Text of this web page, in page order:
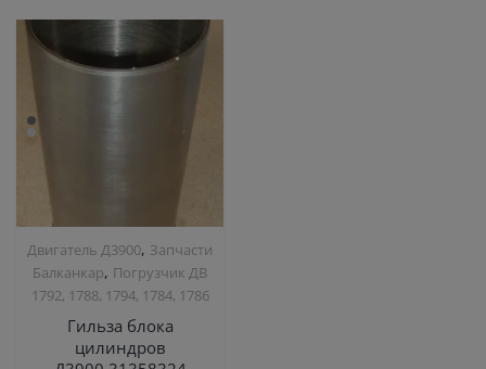
Двигатель Д3900, Запчасти
Балканкар, Погрузчик ДВ
1792, 1788, 1794, 1784, 1786
Гильза блока
цилиндров